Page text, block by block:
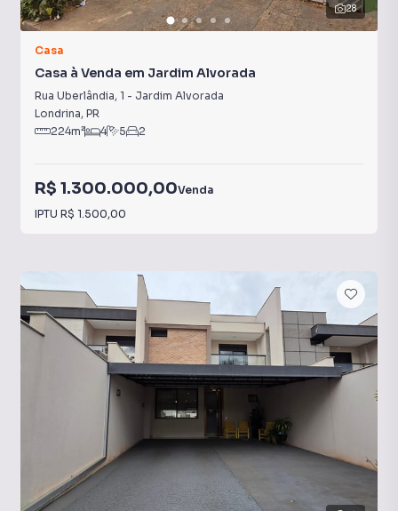
28
Casa
Casa à Venda em Jardim Alvorada
Rua Uberlândia, 1 - Jardim Alvorada
Londrina, PR
224m² 4 5 2
R$ 1.300.000,00Venda
IPTU R$ 1.500,00